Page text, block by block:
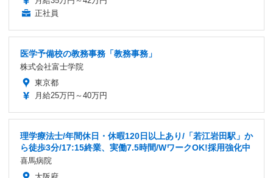
正社員
医学予備校の教務事務「教務事務」
株式会社富士学院
東京都
月給25万円～40万円
理学療法士/年間休日・休暇120日以上あり/「若江岩田駅」か
ら徒歩3分/17:15終業、実働7.5時間/WワークOK!採用強化中
喜馬病院